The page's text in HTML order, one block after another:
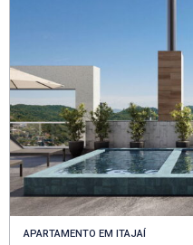
APARTAMENTO EM ITAJAÍ